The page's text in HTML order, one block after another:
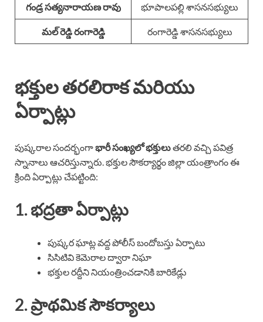
గండ్ర సత్యనారాయణ రావు భూపాలపల్లి శాసనసభ్యులు
మల్ రెడ్డి రంగారెడ్డి రంగారెడ్డి శాసనసభ్యులు
భక్తుల తరలిరాక మరియు
ఏర్పాట్లు
పుష్కరాల సందర్భంగాభారీ సంఖ్యలో భక్తులుతరలి వచ్చి పవిత్ర
స్నానాలు ఆచరిస్తున్నారు. భక్తుల సౌకర్యార్థం జిల్లా యంత్రాంగం ఈ
క్రింది ఏర్పాట్లు చేపట్టింది:
1. భద్రతా ఏర్పాట్లు
పుష్కర ఘాట్ల వద్ద పోలీస్ బందోబస్తు ఏర్పాటు
సిసిటివి కెమెరాల ద్వారా నిఘా
భక్తుల రద్దీని నియంత్రించడానికి బారికేడ్లు
2. ప్రాథమిక సౌకర్యాలు